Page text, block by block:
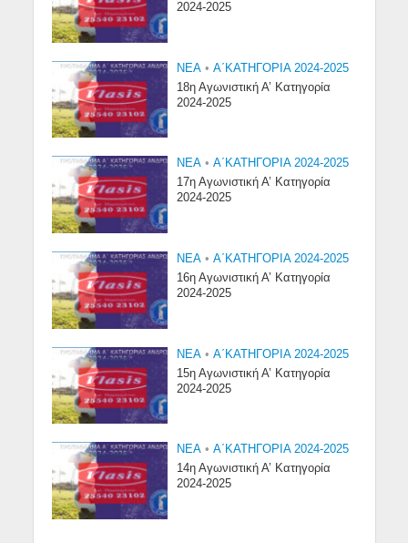
2024-2025
NEA • Α΄ΚΑΤΗΓΟΡΙΑ 2024-2025
18η Αγωνιστική Α’ Κατηγορία
2024-2025
NEA • Α΄ΚΑΤΗΓΟΡΙΑ 2024-2025
17η Αγωνιστική Α’ Κατηγορία
2024-2025
NEA • Α΄ΚΑΤΗΓΟΡΙΑ 2024-2025
16η Αγωνιστική Α’ Κατηγορία
2024-2025
NEA • Α΄ΚΑΤΗΓΟΡΙΑ 2024-2025
15η Αγωνιστική Α’ Κατηγορία
2024-2025
NEA • Α΄ΚΑΤΗΓΟΡΙΑ 2024-2025
14η Αγωνιστική Α’ Κατηγορία
2024-2025